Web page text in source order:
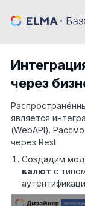
через
является
(WebAPI).
через Rest.
Создадим
валют с